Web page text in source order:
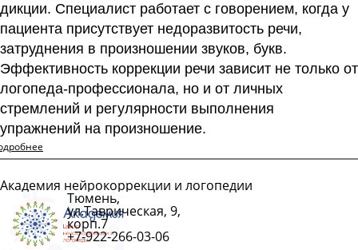
дикции. Специалист работает с говорением, когда у
пациента присутствует недоразвитость речи,
затруднения в произношении звуков, букв.
Эффективность коррекции речи зависит не только от
логопеда-профессионала, но и от личных
стремлений и регулярности выполнения
упражнений на произношение.
Академия нейрокоррекции и логопедии
Тюмень,
ул.Таврическая, 9,
корп.7
+7-922-266-03-06